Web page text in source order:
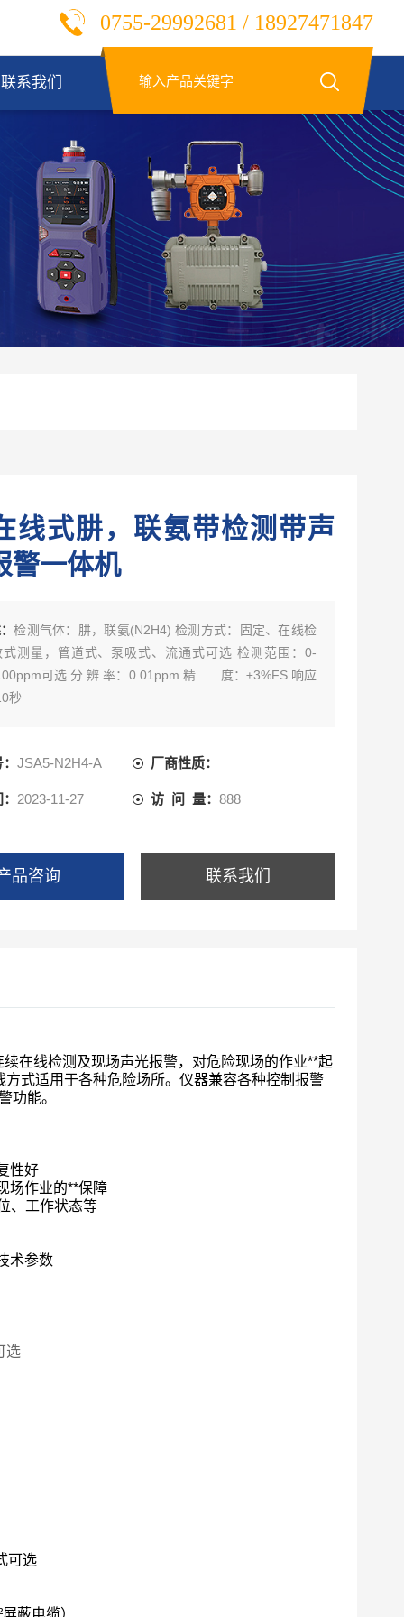
0755-29992681 / 18927471847
联系我们
线式肼，联氨带检测带声
警一体机
检测气体：肼，联氨(N2H4) 检测方式：固定、在线检
测量，管道式、泵吸式、流通式可选 检测范围：0-
可选 分 辨 率：0.01ppm 精 度：±3%FS 响应
秒
JSA5-N2H4-A 厂商性质：
2023-11-27 访 问 量：888
品咨询 联系我们
在线检测及现场声光报警，对危险现场的作业**起
式适用于各种危险场所。仪器兼容各种控制报警
功能。
性好
场作业的**保障
、工作状态等
术参数
选
可选
屏蔽电缆）